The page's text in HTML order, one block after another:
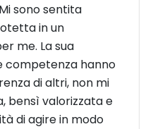
sono sentita
in un
me. La sua
competenza hanno
di altri, non mi
bensì valorizzata e
di agire in modo